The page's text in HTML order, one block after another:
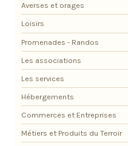
Averses et orages
Loisirs
Promenades - Randos
Les associations
Les services
Hébergements
Commerces et Entreprises
Métiers et Produits du Terroir